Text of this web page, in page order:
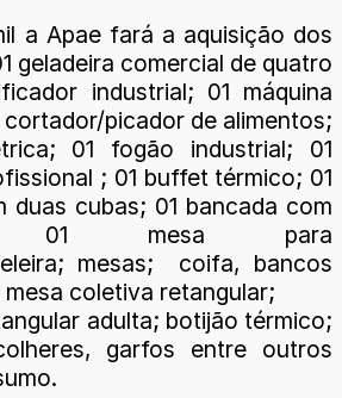
a Apae fará a aquisição dos
geladeira comercial de quatro
industrial; 01 máquina
picador de alimentos;
01 fogão industrial; 01
; 01 buffet térmico; 01
duas cubas; 01 bancada com
01 mesa para
mesas; coifa, bancos
coletiva retangular;
adulta; botijão térmico;
garfos entre outros